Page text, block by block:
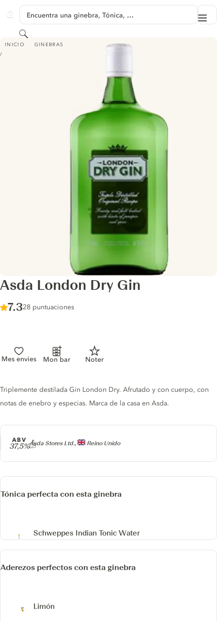
GINVENTORY
Encuentra una ginebra, Tónica, …
Buscar
INICIO GINEBRAS
ASDA LONDON DRY GIN
Asda London Dry Gin
Score :
7.3/ 10
28 puntuaciones
Mes envies Mon bar Noter
Producer
Asda Stores Ltd., Reino Unido
ABV
37,5%
Gin description
Triplemente destilada Gin London Dry. Afrutado y con cuerpo, con
notas de enebro y especias. Marca de la casa en Asda.
Tónica perfecta con esta ginebra
Schweppes Indian Tonic Water
Aderezos perfectos con esta ginebra
Limón